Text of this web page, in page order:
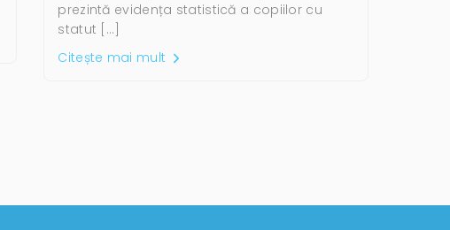
prezintă evidența statistică a copiilor cu
statut […]
Citește mai mult